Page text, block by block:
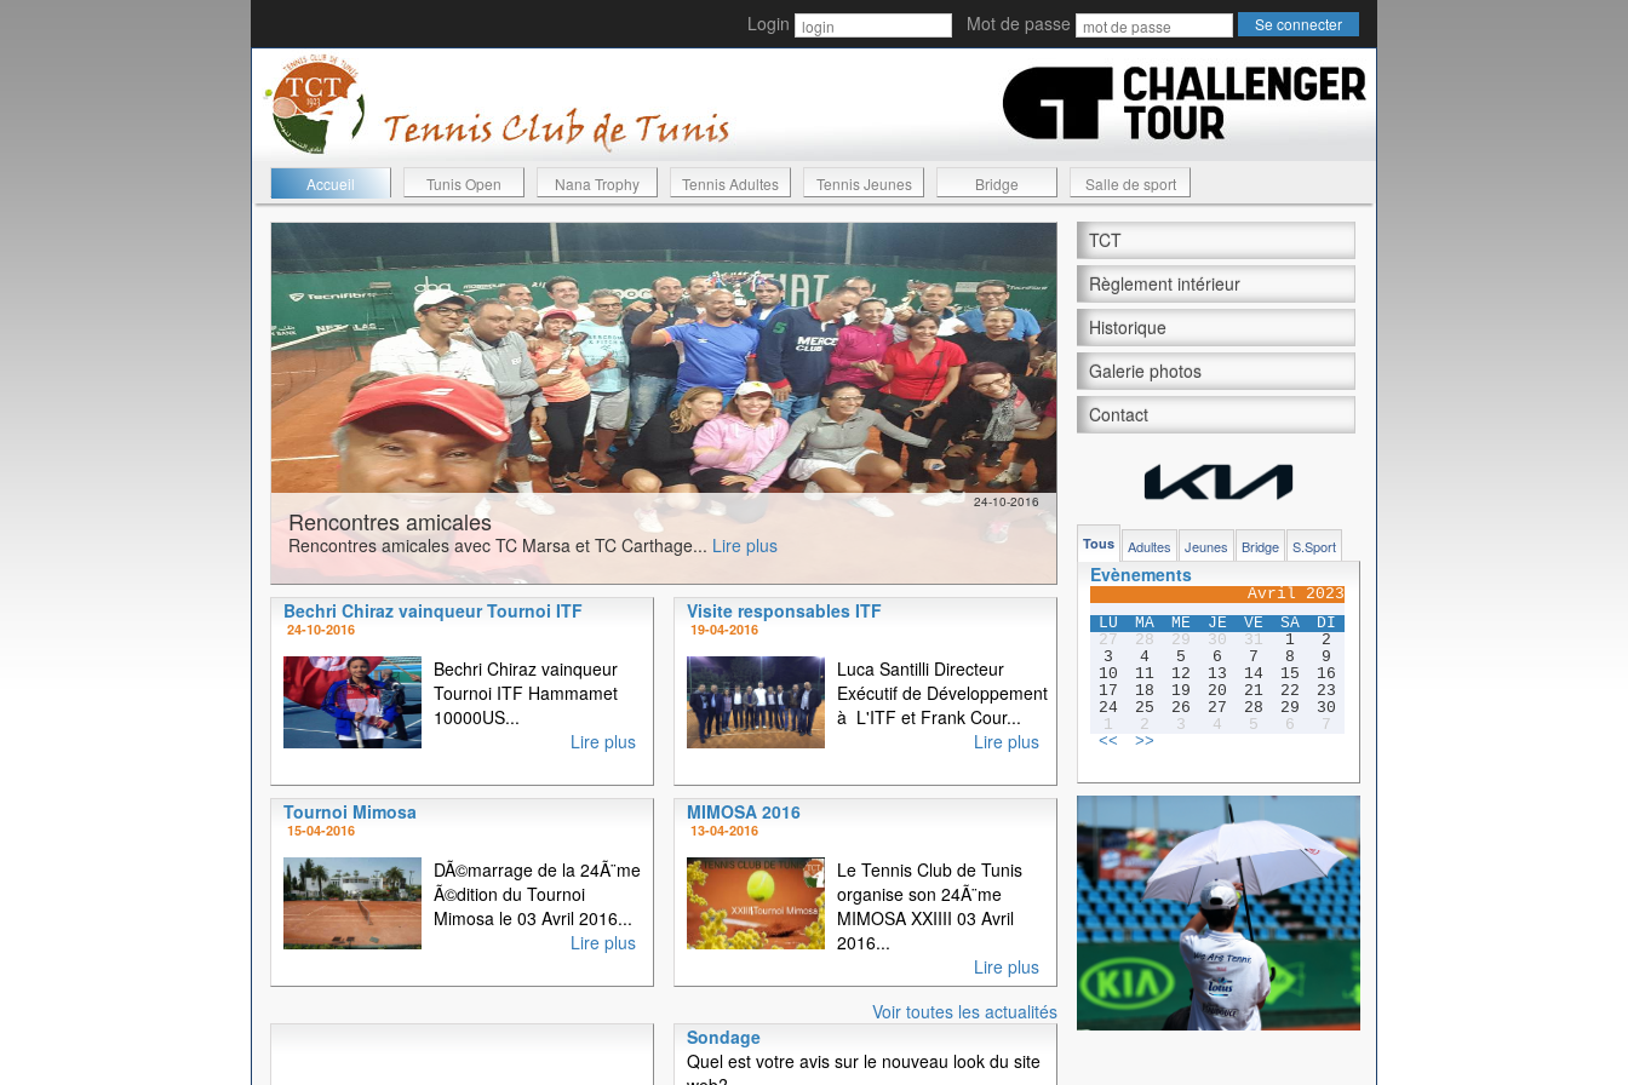
Login Mot de passe
Accueil Tunis Open Nana Trophy Tennis Adultes Tennis Jeunes Bridge Salle de sport
24-10-2016
Rencontres amicales
Rencontres amicales avec TC Marsa et TC Carthage... Lire plus
Bechri Chiraz vainqueur Tournoi ITF
24-10-2016
Bechri Chiraz vainqueur
Tournoi ITF Hammamet
10000US...
Lire plus
Visite responsables ITF
19-04-2016
Luca Santilli Directeur
Exécutif de Développement
à L'ITF et Frank Cour...
Lire plus
Tournoi Mimosa
15-04-2016
DÃ©marrage de la 24Ã¨me
Ã©dition du Tournoi
Mimosa le 03 Avril 2016...
Lire plus
MIMOSA 2016
13-04-2016
Le Tennis Club de Tunis
organise son 24Ã¨me
MIMOSA XXIIII 03 Avril
2016...
Lire plus
Voir toutes les actualités
Sondage
Quel est votre avis sur le nouveau look du site
TCT
Règlement intérieur
Historique
Galerie photos
Contact
Tous Adultes Jeunes Bridge S.Sport
Evènements
Avril 2023
LU
MA ME JE VE SA
DI
27
28 29 30 31 1
2
3
4 5 6 7 8
9
10
11 12 13 14 15
16
17
18 19 20 21 22
23
24
25 26 27 28 29
30
1
2 3 4 5 6
7
<<
>>